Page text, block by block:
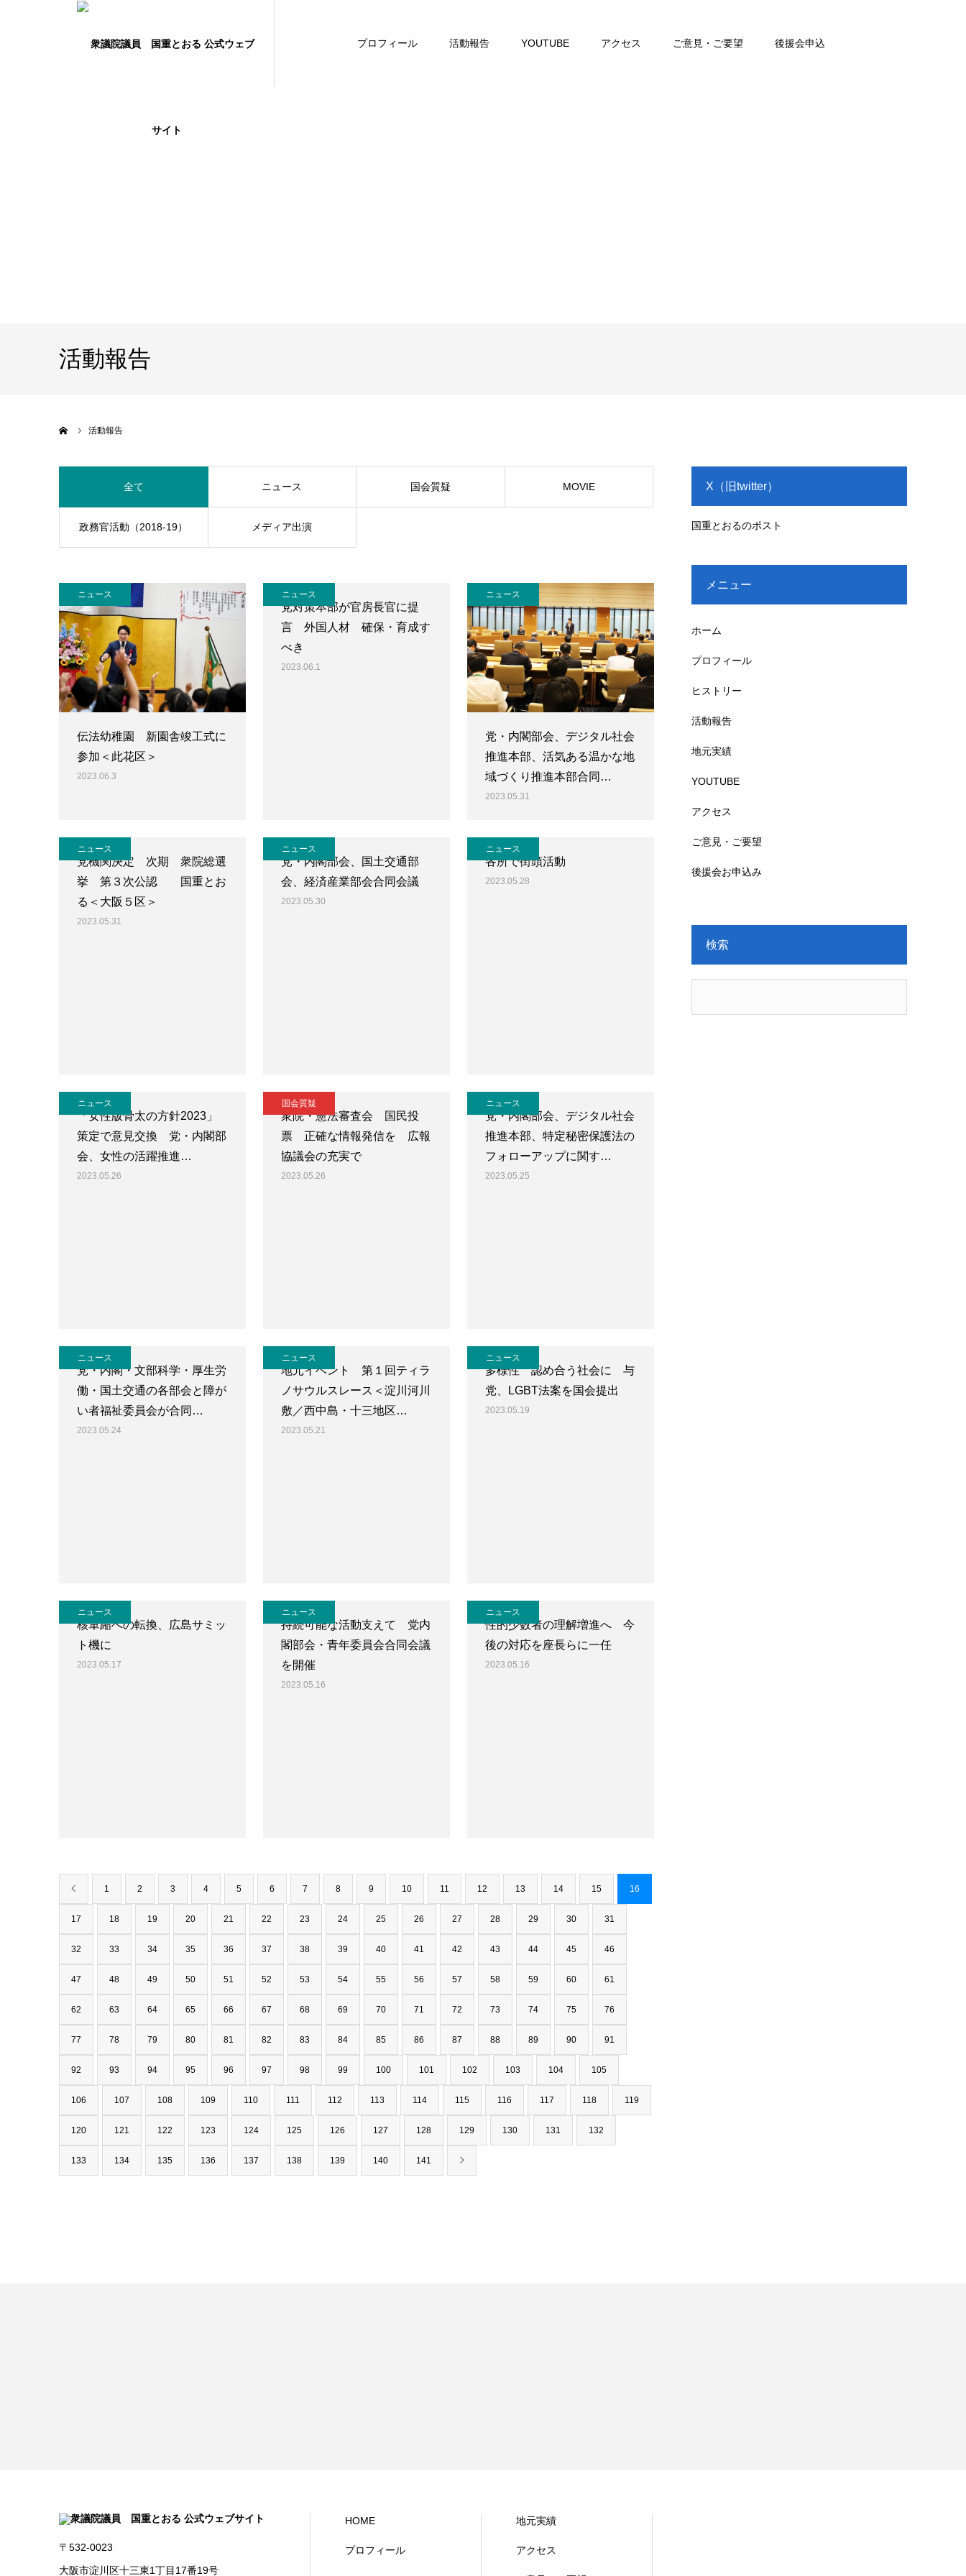
プロフィール 活動報告 YOUTUBE アクセス ご意見・ご要望 後援会申込
活動報告
活動報告
全て ニュース 国会質疑 MOVIE
政務官活動（2018-19） メディア出演
ニュース
伝法幼稚園 新園舎竣工式に
参加＜此花区＞
2023.06.3
ニュース
党対策本部が官房長官に提
言 外国人材 確保・育成す
べき
2023.06.1
ニュース
党・内閣部会、デジタル社会
推進本部、活気ある温かな地
域づくり推進本部合同…
2023.05.31
ニュース
党機関決定 次期 衆院総選
挙 第３次公認 国重とお
る＜大阪５区＞
2023.05.31
ニュース
党・内閣部会、国土交通部
会、経済産業部会合同会議
2023.05.30
ニュース
各所で街頭活動
2023.05.28
ニュース
「女性版骨太の方針2023」
策定で意見交換 党・内閣部
会、女性の活躍推進…
2023.05.26
国会質疑
衆院・憲法審査会 国民投
票 正確な情報発信を 広報
協議会の充実で
2023.05.26
ニュース
党・内閣部会、デジタル社会
推進本部、特定秘密保護法の
フォローアップに関す…
2023.05.25
ニュース
党・内閣・文部科学・厚生労
働・国土交通の各部会と障が
い者福祉委員会が合同…
2023.05.24
ニュース
地元イベント 第１回ティラ
ノサウルスレース＜淀川河川
敷／西中島・十三地区…
2023.05.21
ニュース
多様性 認め合う社会に 与
党、LGBT法案を国会提出
2023.05.19
ニュース
核軍縮への転換、広島サミッ
ト機に
2023.05.17
ニュース
持続可能な活動支えて 党内
閣部会・青年委員会合同会議
を開催
2023.05.16
ニュース
性的少数者の理解増進へ 今
後の対応を座長らに一任
2023.05.16
1 2 3 4 5 6 7 8 9 10 11 12 13 14 15 16
17 18 19 20 21 22 23 24 25 26 27 28 29 30 31
32 33 34 35 36 37 38 39 40 41 42 43 44 45 46
47 48 49 50 51 52 53 54 55 56 57 58 59 60 61
62 63 64 65 66 67 68 69 70 71 72 73 74 75 76
77 78 79 80 81 82 83 84 85 86 87 88 89 90 91
92 93 94 95 96 97 98 99 100 101 102 103 104 105
106 107 108 109 110 111 112 113 114 115 116 117 118 119
120 121 122 123 124 125 126 127 128 129 130 131 132
133 134 135 136 137 138 139 140 141
X（旧twitter）
国重とおるのポスト
メニュー
ホーム
プロフィール
ヒストリー
活動報告
地元実績
YOUTUBE
アクセス
ご意見・ご要望
後援会お申込み
検索
〒532-0023
大阪市淀川区十三東1丁目17番19号
HOME
プロフィール
地元実績
アクセス